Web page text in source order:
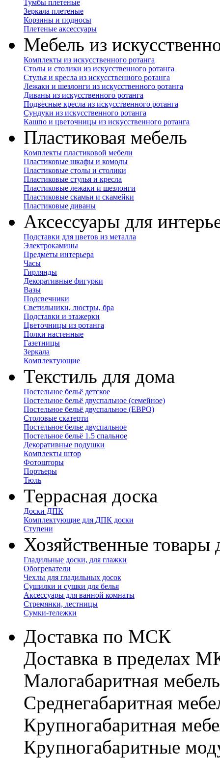
Тумбы плетеные
Зеркала плетеные
Корзины и подносы
Плетеные аксессуары
Мебель из
Комплекты из искусственного ротанга
Столы и столики из искусственного ротанга
Стулья и кресла из искусственного ротанга
Лежаки и шезлонги из искусственного ротанга
Диваны из искусственного ротанга
Подвесные кресла из искусственного ротанга
Сундуки из искусственного ротанга
Кашпо и цветочницы из искусственного ротанга
Пластиковая мебель
Комплекты пластиковой мебели
Пластиковые шкафы и комоды
Пластиковые столы и столики
Пластиковые стулья и кресла
Пластиковые лежаки и шезлонги
Пластиковые скамьи и скамейки
Пластиковые диваны
Аксессуары для
Подставки для цветов из металла
Электрокамины
Предметы интерьера
Часы
Гирлянды
Декоративные фигурки
Вазы
Подсвечники
Светильники, люстры, бра
Подставки и этажерки
Цветочницы из ротанга
Полки настенные
Газетницы
Зеркала
Комплектующие
Текстиль для дома
Постельное бельё детское
Постельное бельё двуспальное (семейное)
Постельное бельё двуспальное (ЕВРО)
Столовые скатерти
Постельное белье двуспальное
Постельное бельё 1.5 спальное
Декоративные подушки
Комплекты штор
Фотошторы
Портьеры
Тюль
Террасная доска
Доски ДПК
Комплектующие для ДПК доски
Ступени
Хозяйственные товары
Гладильные доски, для глажки
Обогреватели
Чехлы для гладильных досок
Сушилки и сушки для белья
Аксессуары для ванной комнаты
Стремянки, лестницы
Сумки-тележки
Доставка по МСК
Доставка в пределах
Малогабаритная
Cреднегабаритная
Крупногабаритная
Крупногабаритные